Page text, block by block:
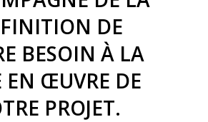
DE
BESOIN À LA
EN ŒUVRE DE
PROJET.